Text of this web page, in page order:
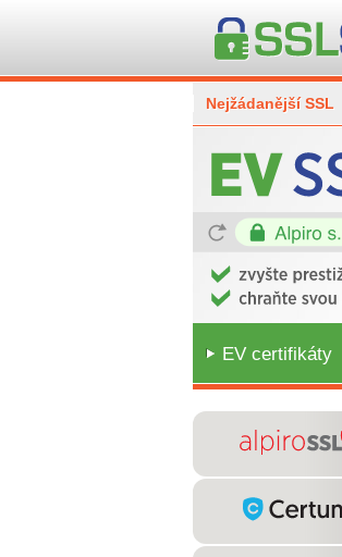
Nejžádanější SSL
EV certifikáty